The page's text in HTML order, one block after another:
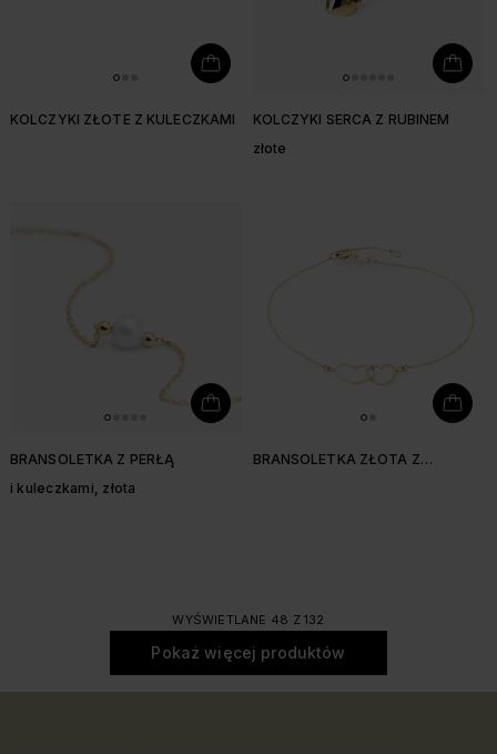
KOLCZYKI ZŁOTE Z KULECZKAMI
KOLCZYKI SERCA Z RUBINEM
złote
BRANSOLETKA Z PERŁĄ
i kuleczkami, złota
BRANSOLETKA ZŁOTA Z
WYŚWIETLANE 48 Z 132
Pokaż więcej produktów